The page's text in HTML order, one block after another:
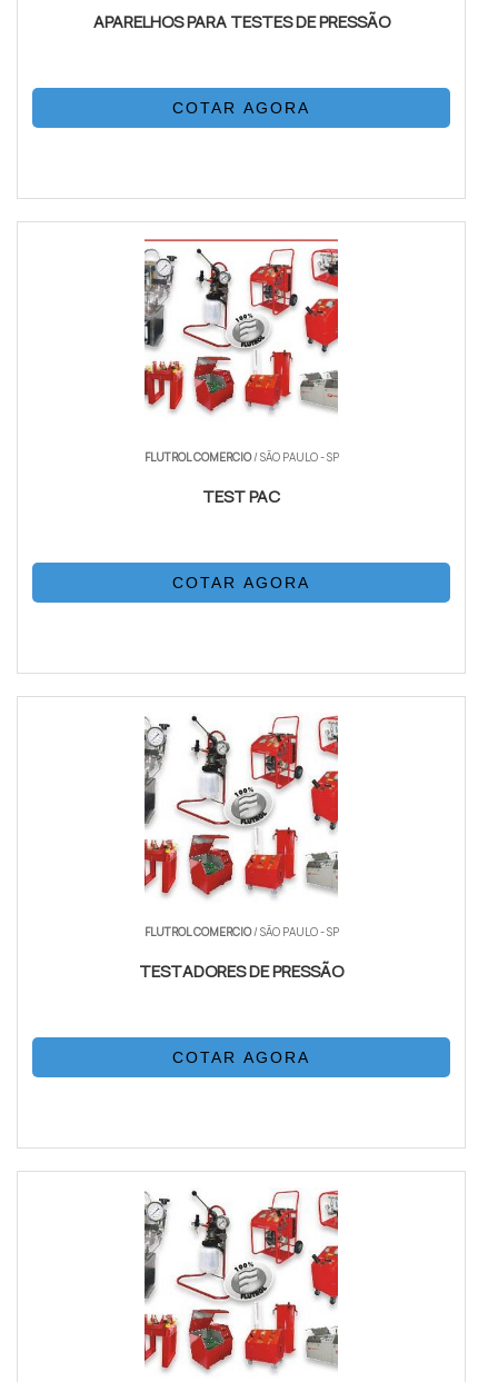
APARELHOS PARA TESTES DE PRESSÃO
COTAR AGORA
FLUTROL COMERCIO/ SÃO PAULO - SP
TEST PAC
COTAR AGORA
FLUTROL COMERCIO/ SÃO PAULO - SP
TESTADORES DE PRESSÃO
COTAR AGORA